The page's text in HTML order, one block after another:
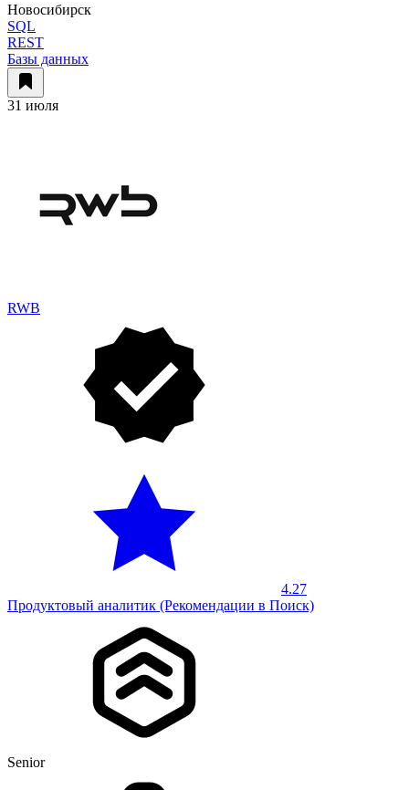
Новосибирск
SQL
REST
Базы данных
31 июля
RWB
4.27
Продуктовый аналитик (Рекомендации в Поиск)
Senior